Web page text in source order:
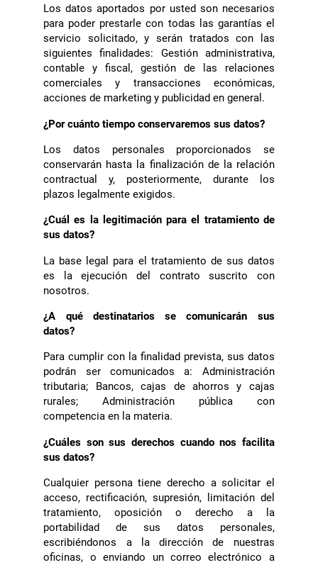
Los datos aportados por usted son necesarios
para poder prestarle con todas las garantías el
servicio solicitado, y serán tratados con las
siguientes finalidades: Gestión administrativa,
contable y fiscal, gestión de las relaciones
comerciales y transacciones económicas,
acciones de marketing y publicidad en general.
¿Por cuánto tiempo conservaremos sus datos?
Los datos personales proporcionados se
conservarán hasta la finalización de la relación
contractual y, posteriormente, durante los
plazos legalmente exigidos.
¿Cuál es la legitimación para el tratamiento de
sus datos?
La base legal para el tratamiento de sus datos
es la ejecución del contrato suscrito con
nosotros.
¿A qué destinatarios se comunicarán sus
datos?
Para cumplir con la finalidad prevista, sus datos
podrán ser comunicados a: Administración
tributaria; Bancos, cajas de ahorros y cajas
rurales; Administración pública con
competencia en la materia.
¿Cuáles son sus derechos cuando nos facilita
sus datos?
Cualquier persona tiene derecho a solicitar el
acceso, rectificación, supresión, limitación del
tratamiento, oposición o derecho a la
portabilidad de sus datos personales,
escribiéndonos a la dirección de nuestras
oficinas, o enviando un correo electrónico a